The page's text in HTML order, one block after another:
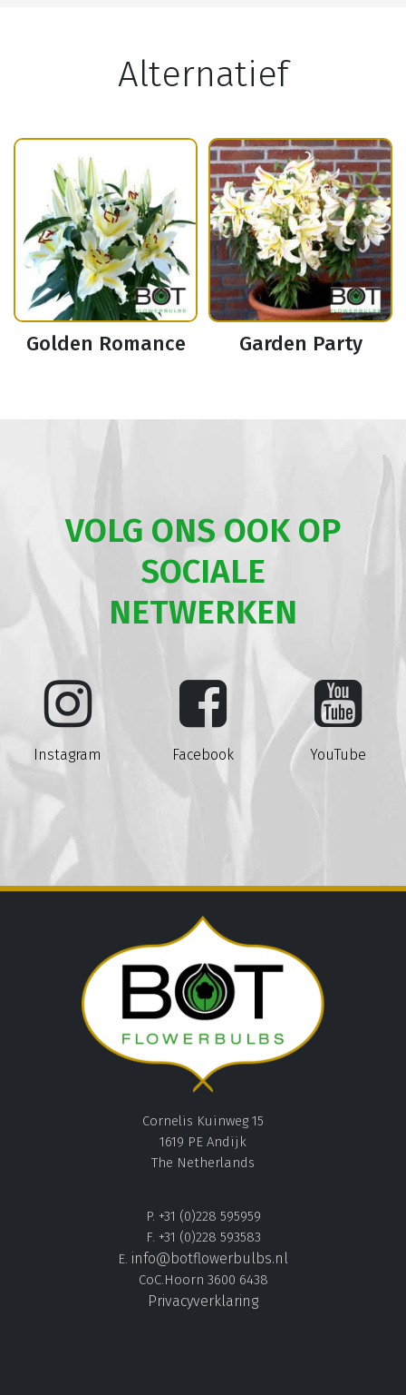
Alternatief
Golden Romance Garden Party
VOLG ONS OOK OP
SOCIALE
NETWERKEN
Instagram Facebook YouTube
Cornelis Kuinweg 15
1619 PE Andijk
The Netherlands
P. +31 (0)228 595959
F. +31 (0)228 593583
E. info@botflowerbulbs.nl
CoC.Hoorn 3600 6438
Privacyverklaring